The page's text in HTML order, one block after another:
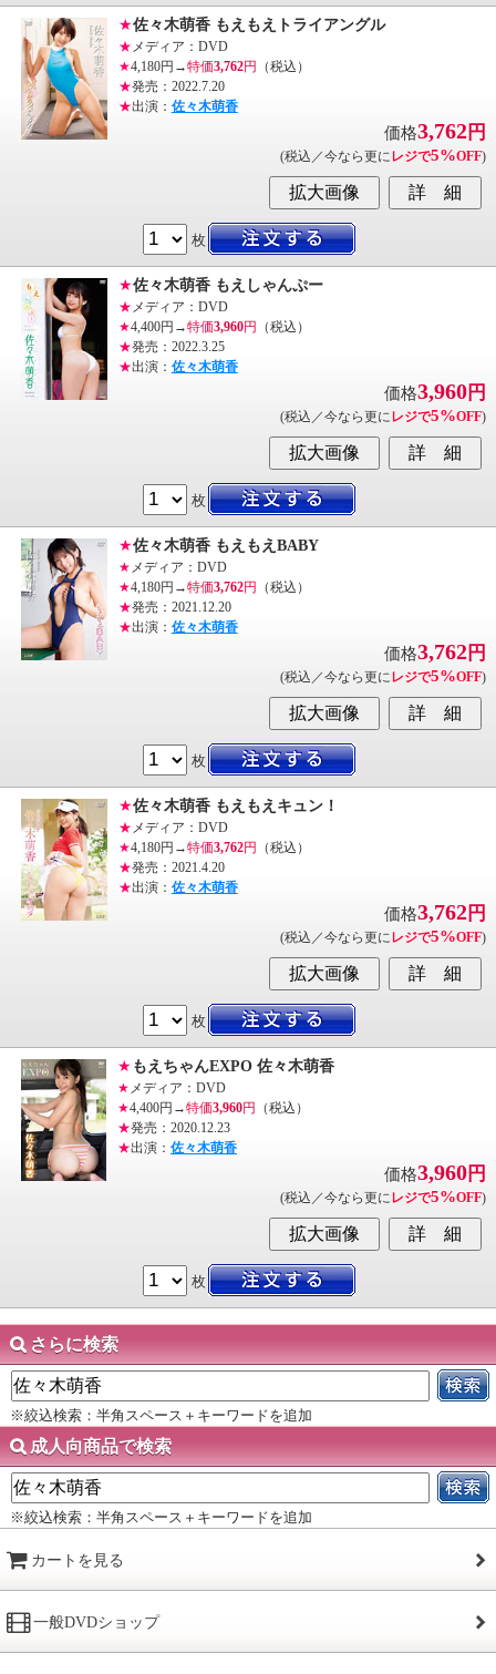
★佐々木萌香 もえもえトライアングル
★ メディア：DVD
★4,180円→特価3,762円
（税込）
★発売：2022.7.20
★出演： 佐々木萌香
価格3,762円
(税込／今なら更に レジで5%OFF)
枚
★佐々木萌香 もえしゃんぷー
★ メディア：DVD
★4,400円→特価3,960円
（税込）
★発売：2022.3.25
★出演： 佐々木萌香
価格3,960円
(税込／今なら更に レジで5%OFF)
枚
★佐々木萌香 もえもえBABY
★ メディア：DVD
★4,180円→特価3,762円
（税込）
★発売：2021.12.20
★出演： 佐々木萌香
価格3,762円
(税込／今なら更に レジで5%OFF)
枚
★佐々木萌香 もえもえキュン！
★ メディア：DVD
★4,180円→特価3,762円
（税込）
★発売：2021.4.20
★出演： 佐々木萌香
価格3,762円
(税込／今なら更に レジで5%OFF)
枚
★ もえちゃんEXPO 佐々木萌香
★ メディア：DVD
★4,400円→特価3,960円
（税込）
★発売：2020.12.23
★出演： 佐々木萌香
価格3,960円
(税込／今なら更に レジで5%OFF)
枚
さらに検索
※絞込検索：半角スペース＋キーワードを追加
成人向商品で検索
※絞込検索：半角スペース＋キーワードを追加
カートを見る
一般DVDショップ